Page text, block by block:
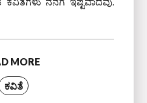
MORE
ಕವಿತೆ